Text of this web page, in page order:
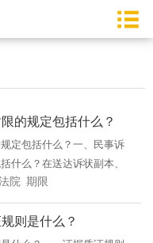
的规定包括什么？
定包括什么？一、民事诉
什么？在送达诉状副本、
的意见。根据《中华人民
条之规定，答辩期为15
院 期限
则是什么？